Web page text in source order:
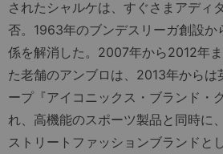
されたシャルケは、すぐさまアディ
否。1963年のブンデスリーガ創設か
係を解消した。2007年から2012年
た老舗のアンブロは、2013年からは
ープ『アイコニックス・ブランド・
れ、高機能のスポーツ製品と同時に
ストリートファッションブランドと